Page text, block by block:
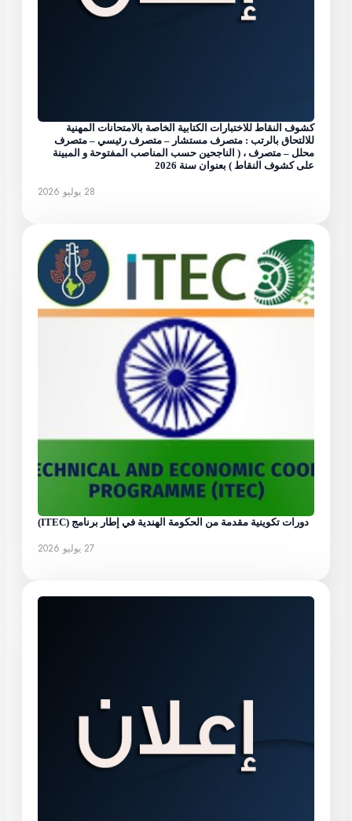
كشوف النقاط للاختبارات الكتابية الخاصة بالامتحانات المهنية
للالتحاق بالرتب : متصرف مستشار – متصرف رئيسي – متصرف
محلل – متصرف ، ( الناجحين حسب المناصب المفتوحة و المبينة
على كشوف النقاط ) بعنوان سنة 2026
28 يوليو 2026
دورات تكوينية مقدمة من الحكومة الهندية في إطار برنامج (ITEC)
27 يوليو 2026